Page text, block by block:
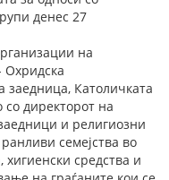
денес 27
на
Охридска
заедница, Католичката
со директорот на
и религиозни
семејства во
средства и